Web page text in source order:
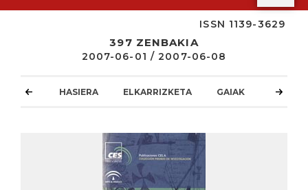
ISSN 1139-3629
397 ZENBAKIA
2007-06-01 / 2007-06-08
HASIERA ELKARRIZKETA GAIAK